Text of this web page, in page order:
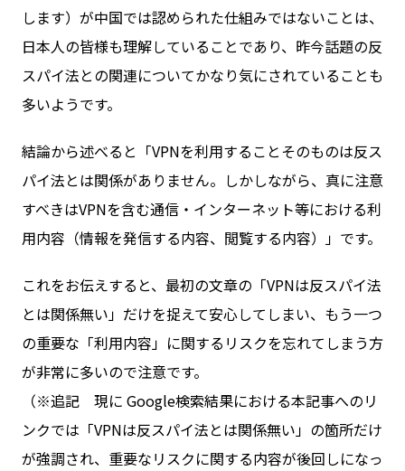
します）が中国では認められた仕組みではないことは、
日本人の皆様も理解していることであり、昨今話題の反
スパイ法との関連についてかなり気にされていることも
多いようです。
結論から述べると「VPNを利用することそのものは反ス
パイ法とは関係がありません。しかしながら、真に注意
すべきはVPNを含む通信・インターネット等における利
用内容（情報を発信する内容、閲覧する内容）」です。
これをお伝えすると、最初の文章の「VPNは反スパイ法
とは関係無い」だけを捉えて安心してしまい、もう一つ
の重要な「利用内容」に関するリスクを忘れてしまう方
が非常に多いので注意です。
（※追記 現に Google検索結果における本記事へのリ
ンクでは「VPNは反スパイ法とは関係無い」の箇所だけ
が強調され、重要なリスクに関する内容が後回しになっ